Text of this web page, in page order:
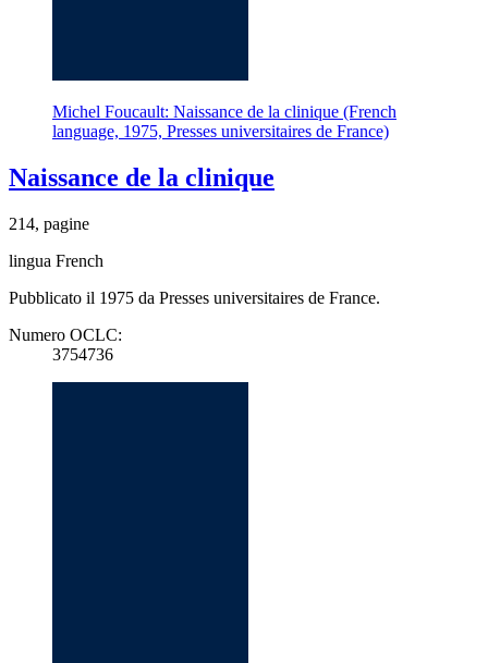
Michel Foucault: Naissance de la clinique (French
language, 1975, Presses universitaires de France)
Naissance de la clinique
214, pagine
lingua French
Pubblicato il 1975 da Presses universitaires de France.
Numero OCLC:
3754736